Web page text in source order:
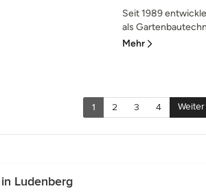
Seit 1989
als
Mehr
1 2 3 4 Weiter
Ludenberg